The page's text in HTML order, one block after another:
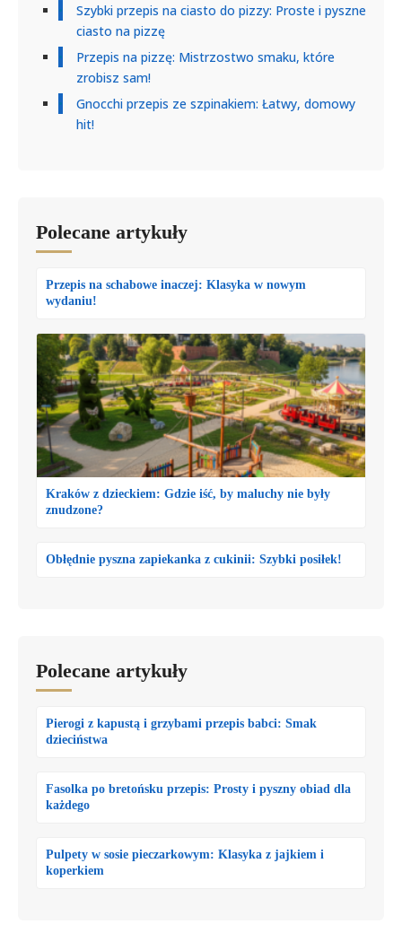
Szybki przepis na ciasto do pizzy: Proste i pyszne
ciasto na pizzę
Przepis na pizzę: Mistrzostwo smaku, które
zrobisz sam!
Gnocchi przepis ze szpinakiem: Łatwy, domowy
hit!
Polecane artykuły
Przepis na schabowe inaczej: Klasyka w nowym
wydaniu!
Kraków z dzieckiem: Gdzie iść, by maluchy nie były
znudzone?
Obłędnie pyszna zapiekanka z cukinii: Szybki posiłek!
Polecane artykuły
Pierogi z kapustą i grzybami przepis babci: Smak
dzieciństwa
Fasolka po bretońsku przepis: Prosty i pyszny obiad dla
każdego
Pulpety w sosie pieczarkowym: Klasyka z jajkiem i
koperkiem